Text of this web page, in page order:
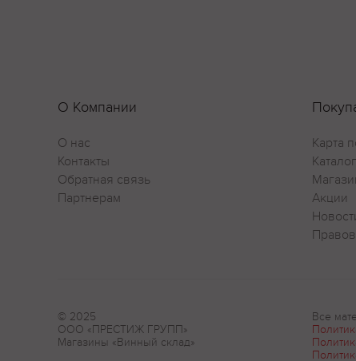
О Компании
О нас
Контакты
Обратная связь
Партнерам
Карта
Каталог
Акции
© 2025
ООО «ПРЕСТИЖ ГРУПП»
Магазины «Винный склад»
Все